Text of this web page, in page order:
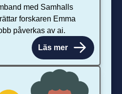
med Samhalls
forskaren Emma
påverkas av ai.
Läs mer